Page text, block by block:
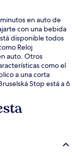
en auto de
con una bebida
disponible todos
Reloj
auto. Otros
como el
a una corta
Stop está a 6